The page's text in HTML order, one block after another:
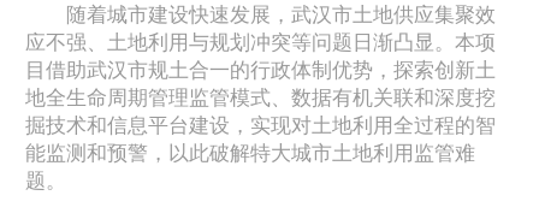
随着城市建设快速发展，武汉市土地供应集聚效
应不强、土地利用与规划冲突等问题日渐凸显。本项
目借助武汉市规土合一的行政体制优势，探索创新土
地全生命周期管理监管模式、数据有机关联和深度挖
掘技术和信息平台建设，实现对土地利用全过程的智
能监测和预警，以此破解特大城市土地利用监管难
题。